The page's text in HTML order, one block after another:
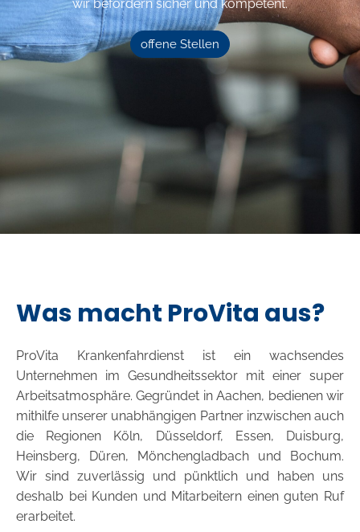
wir befördern sicher und kompetent.
offene Stellen
Was macht ProVita aus?
ProVita Krankenfahrdienst ist ein wachsendes
Unternehmen im Gesundheitssektor mit einer super
Arbeitsatmosphäre. Gegründet in Aachen, bedienen wir
mithilfe unserer unabhängigen Partner inzwischen auch
die Regionen Köln, Düsseldorf, Essen, Duisburg,
Heinsberg, Düren, Mönchengladbach und Bochum.
Wir sind zuverlässig und pünktlich und haben uns
deshalb bei Kunden und Mitarbeitern einen guten Ruf
erarbeitet.